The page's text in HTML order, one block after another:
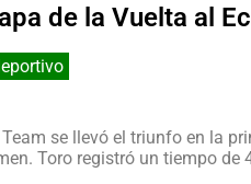
de la Vuelta al
se llevó el triunfo en la
Toro registró un tiempo de